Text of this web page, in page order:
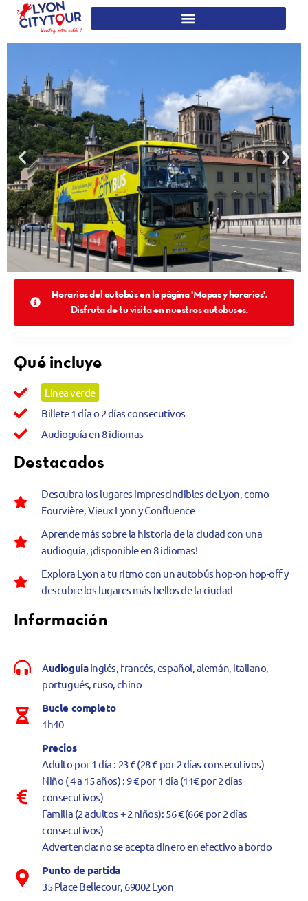
Horarios del autobús en la página 'Mapas y horarios'.
Disfruta de tu visita en nuestros autobuses.
Qué incluye
Línea verde
Billete 1 día o 2 días consecutivos
Audioguía en 8 idiomas
Destacados
Descubra los lugares imprescindibles de Lyon, como
Fourvière, Vieux Lyon y Confluence
Aprende más sobre la historia de la ciudad con una
audioguía, ¡disponible en 8 idiomas!
Explora Lyon a tu ritmo con un autobús hop-on hop-off y
descubre los lugares más bellos de la ciudad
Información
AudioguíaInglés, francés, español, alemán, italiano,
portugués, ruso, chino
Bucle completo
1h40
Precios
Adulto por 1 día : 23 € (28 € por 2 días consecutivos)
Niño ( 4 a 15 años) : 9 € por 1 día (11€ por 2 días
consecutivos)
Familia (2 adultos + 2 niños): 56 € (66€ por 2 días
consecutivos)
Advertencia: no se acepta dinero en efectivo a bordo
Punto de partida
35 Place Bellecour, 69002 Lyon